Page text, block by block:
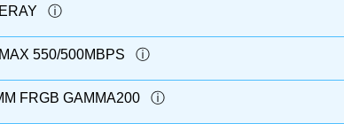
550/500MBPS
FRGB GAMMA200